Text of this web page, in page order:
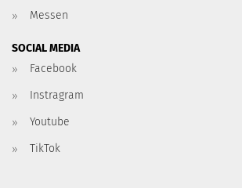
Messen
SOCIAL MEDIA
Facebook
Instragram
Youtube
TikTok